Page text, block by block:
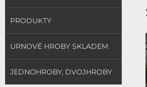
PRODUKTY
URNOVÉ HROBY SKLADEM
JEDNOHROBY, DVOJHROBY